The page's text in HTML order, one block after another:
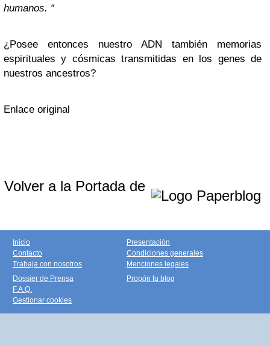
humanos. “
¿Posee entonces nuestro ADN también memorias
espirituales y cósmicas transmitidas en los genes de
nuestros ancestros?
Enlace original
Volver a la Portada de
Inicio
Contacto
Trabaja con nosotros
Presentación
Condiciones generales
Menciones legales
Dossier de Prensa
F.A.Q.
Gestionar cookies
Propón tu blog